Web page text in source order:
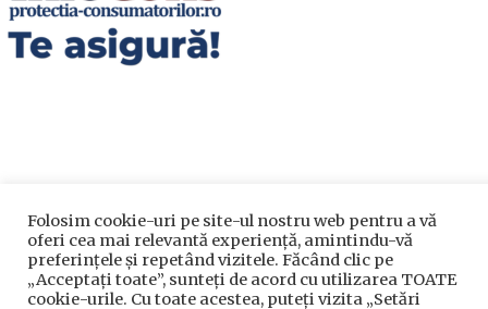
Utile
Utile
Folosim cookie-uri pe site-ul nostru web pentru a vă
oferi cea mai relevantă experiență, amintindu-vă
preferințele și repetând vizitele. Făcând clic pe
„Acceptați toate”, sunteți de acord cu utilizarea TOATE
cookie-urile. Cu toate acestea, puteți vizita „Setări